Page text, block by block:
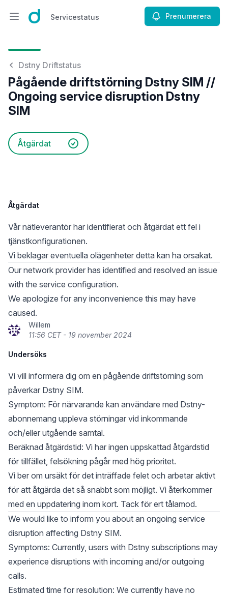
Öppna huvudmenyn
Servicestatus Prenumerera
Dstny Driftstatus
Pågående driftstörning Dstny SIM //
Ongoing service disruption Dstny
SIM
Åtgärdat
Åtgärdat
Vår nätleverantör har identifierat och åtgärdat ett fel i
tjänstkonfigurationen.
Vi beklagar eventuella olägenheter detta kan ha orsakat.
Our network provider has identified and resolved an issue
with the service configuration.
We apologize for any inconvenience this may have
caused.
Willem
11:56 CET - 19 november 2024
Undersöks
Vi vill informera dig om en pågående driftstörning som
påverkar Dstny SIM.
Symptom: För närvarande kan användare med Dstny-
abonnemang uppleva störningar vid inkommande
och/eller utgående samtal.
Beräknad åtgärdstid: Vi har ingen uppskattad åtgärdstid
för tillfället, felsökning pågår med hög prioritet.
Vi ber om ursäkt för det inträffade felet och arbetar aktivt
för att åtgärda det så snabbt som möjligt. Vi återkommer
med en uppdatering inom kort. Tack för ert tålamod.
We would like to inform you about an ongoing service
disruption affecting Dstny SIM.
Symptoms: Currently, users with Dstny subscriptions may
experience disruptions with incoming and/or outgoing
calls.
Estimated time for resolution: We currently have no